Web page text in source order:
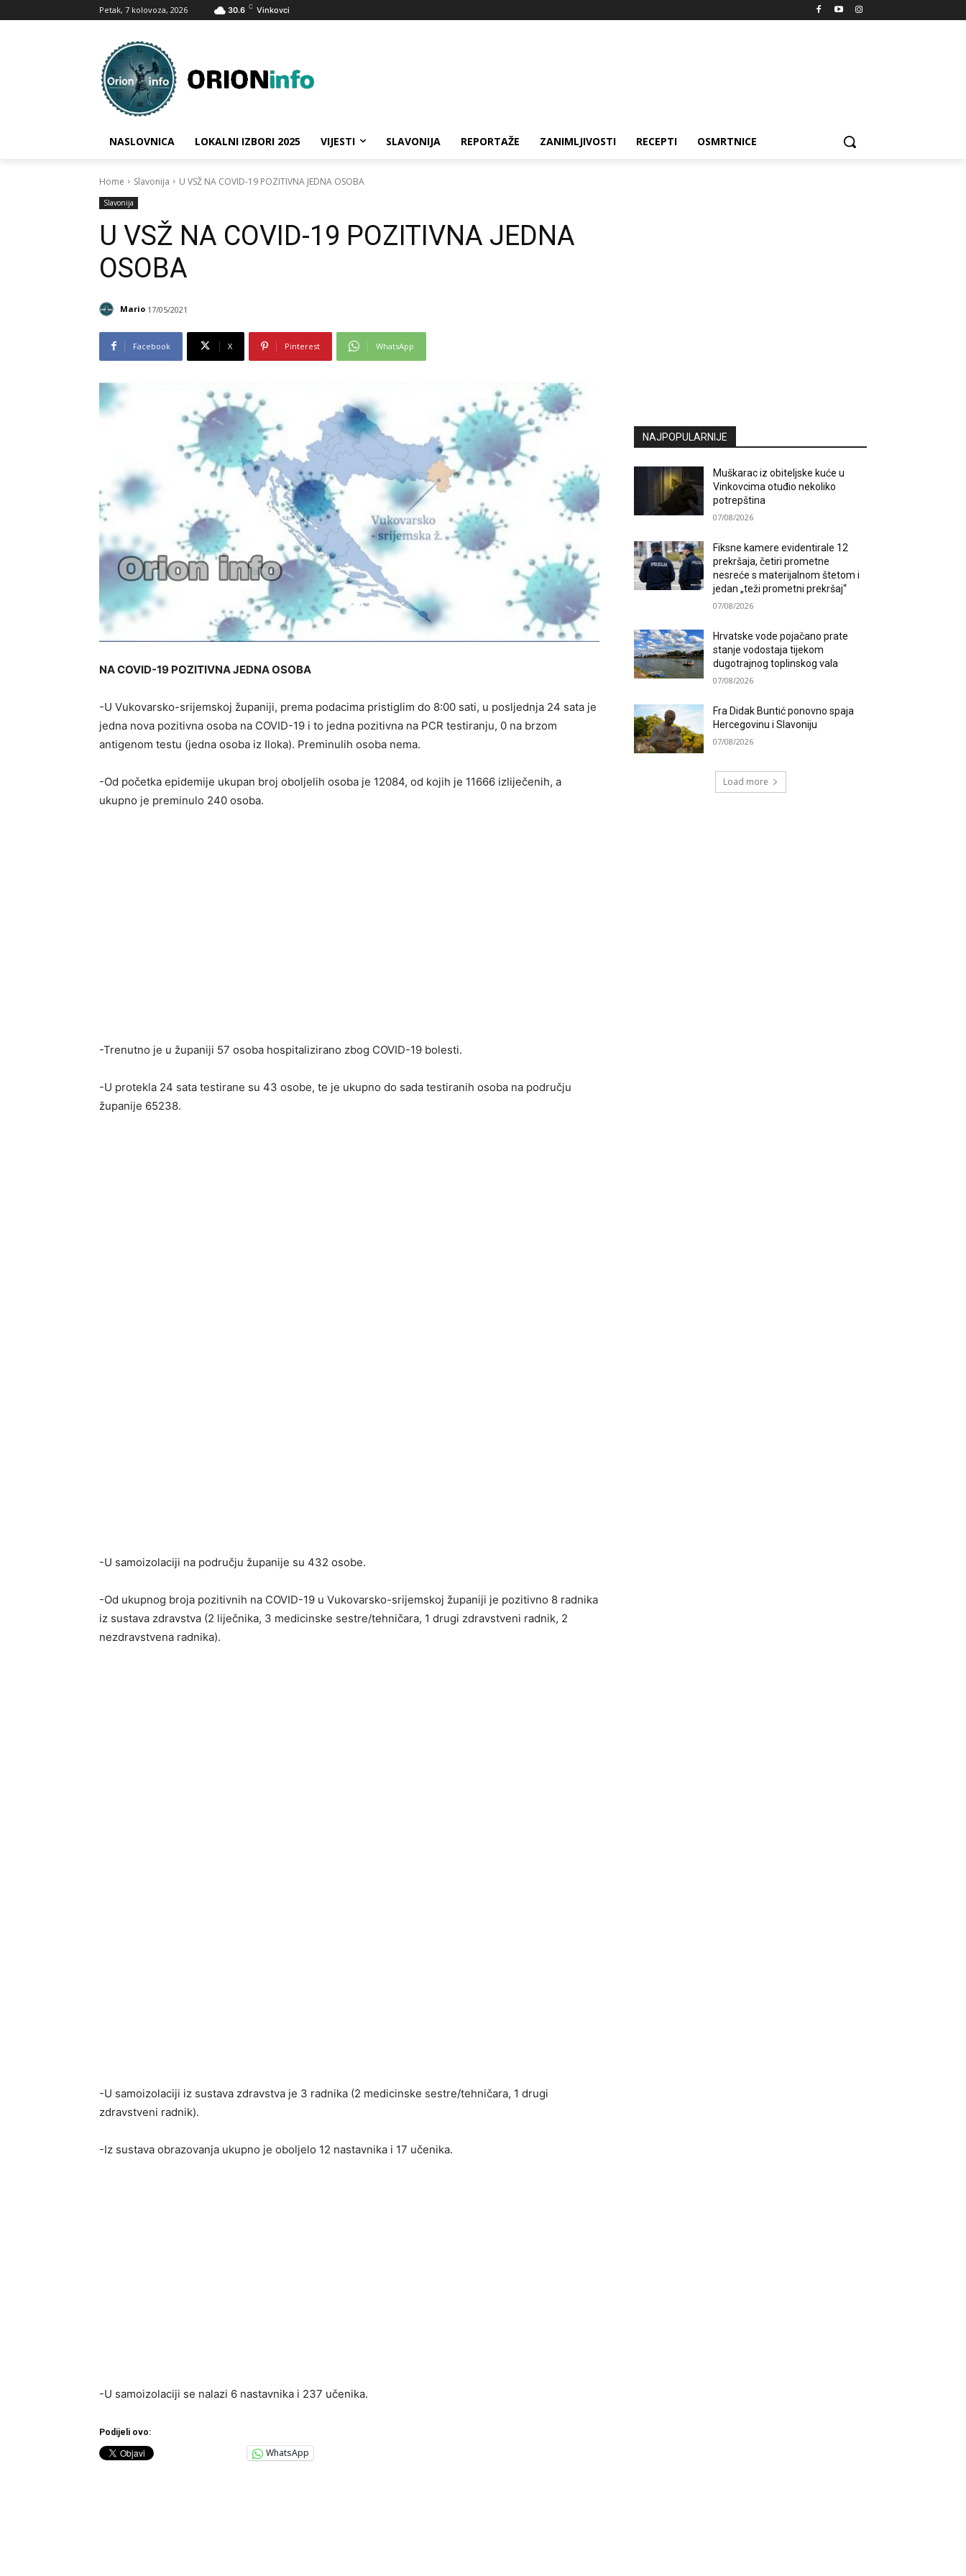
Petak, 7 kolovoza, 2026 30.6 C Vinkovci
NASLOVNICA LOKALNI IZBORI 2025 VIJESTI SLAVONIJA REPORTAŽE ZANIMLJIVOSTI RECEPTI OSMRTNICE
Home Slavonija U VSŽ NA COVID-19 POZITIVNA JEDNA OSOBA
Slavonija
U VSŽ NA COVID-19 POZITIVNA JEDNA
OSOBA
Mario 17/05/2021
Facebook X Pinterest WhatsApp
NA COVID-19 POZITIVNA JEDNA OSOBA
-U Vukovarsko-srijemskoj županiji, prema podacima pristiglim do 8:00 sati, u posljednja 24 sata je
jedna nova pozitivna osoba na COVID-19 i to jedna pozitivna na PCR testiranju, 0 na brzom
antigenom testu (jedna osoba iz Iloka). Preminulih osoba nema.
-Od početka epidemije ukupan broj oboljelih osoba je 12084, od kojih je 11666 izliječenih, a
ukupno je preminulo 240 osoba.
-Trenutno je u županiji 57 osoba hospitalizirano zbog COVID-19 bolesti.
-U protekla 24 sata testirane su 43 osobe, te je ukupno do sada testiranih osoba na području
županije 65238.
-U samoizolaciji na području županije su 432 osobe.
-Od ukupnog broja pozitivnih na COVID-19 u Vukovarsko-srijemskoj županiji je pozitivno 8 radnika
iz sustava zdravstva (2 liječnika, 3 medicinske sestre/tehničara, 1 drugi zdravstveni radnik, 2
nezdravstvena radnika).
-U samoizolaciji iz sustava zdravstva je 3 radnika (2 medicinske sestre/tehničara, 1 drugi
zdravstveni radnik).
-Iz sustava obrazovanja ukupno je oboljelo 12 nastavnika i 17 učenika.
-U samoizolaciji se nalazi 6 nastavnika i 237 učenika.
Podijeli ovo:
WhatsApp
NAJPOPULARNIJE
Muškarac iz obiteljske kuće u
Vinkovcima otuđio nekoliko
potrepština
07/08/2026
Fiksne kamere evidentirale 12
prekršaja, četiri prometne
nesreće s materijalnom štetom i
jedan „teži prometni prekršaj“
07/08/2026
Hrvatske vode pojačano prate
stanje vodostaja tijekom
dugotrajnog toplinskog vala
07/08/2026
Fra Didak Buntić ponovno spaja
Hercegovinu i Slavoniju
07/08/2026
Load more